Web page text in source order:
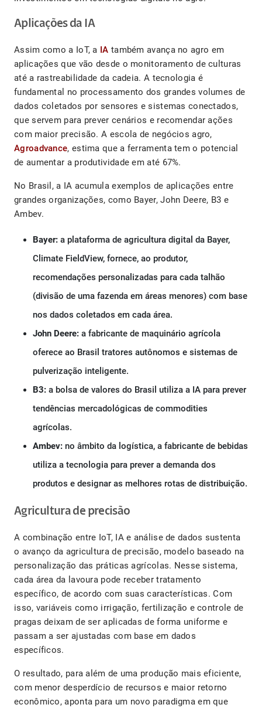
Aplicações da IA
Assim como a IoT, a IA também avança no agro em
aplicações que vão desde o monitoramento de culturas
até a rastreabilidade da cadeia. A tecnologia é
fundamental no processamento dos grandes volumes de
dados coletados por sensores e sistemas conectados,
que servem para prever cenários e recomendar ações
com maior precisão. A escola de negócios agro,
Agroadvance, estima que a ferramenta tem o potencial
de aumentar a produtividade em até 67%.
No Brasil, a IA acumula exemplos de aplicações entre
grandes organizações, como Bayer, John Deere, B3 e
Ambev.
Bayer: a plataforma de agricultura digital da Bayer,
Climate FieldView, fornece, ao produtor,
recomendações personalizadas para cada talhão
(divisão de uma fazenda em áreas menores) com base
nos dados coletados em cada área.
John Deere: a fabricante de maquinário agrícola
oferece ao Brasil tratores autônomos e sistemas de
pulverização inteligente.
B3: a bolsa de valores do Brasil utiliza a IA para prever
tendências mercadológicas de commodities
agrícolas.
Ambev: no âmbito da logística, a fabricante de bebidas
utiliza a tecnologia para prever a demanda dos
produtos e designar as melhores rotas de distribuição.
Agricultura de precisão
A combinação entre IoT, IA e análise de dados sustenta
o avanço da agricultura de precisão, modelo baseado na
personalização das práticas agrícolas. Nesse sistema,
cada área da lavoura pode receber tratamento
específico, de acordo com suas características. Com
isso, variáveis como irrigação, fertilização e controle de
pragas deixam de ser aplicadas de forma uniforme e
passam a ser ajustadas com base em dados
específicos.
O resultado, para além de uma produção mais eficiente,
com menor desperdício de recursos e maior retorno
econômico, aponta para um novo paradigma em que